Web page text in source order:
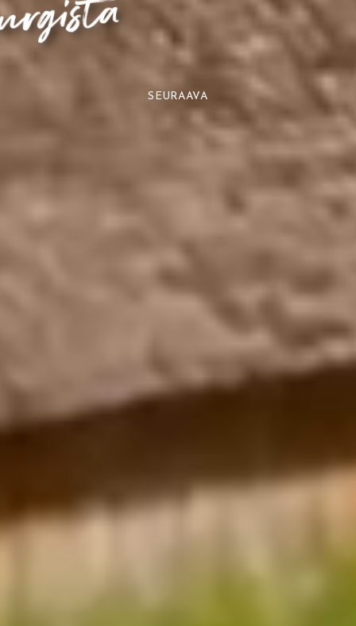
SEURAAVA